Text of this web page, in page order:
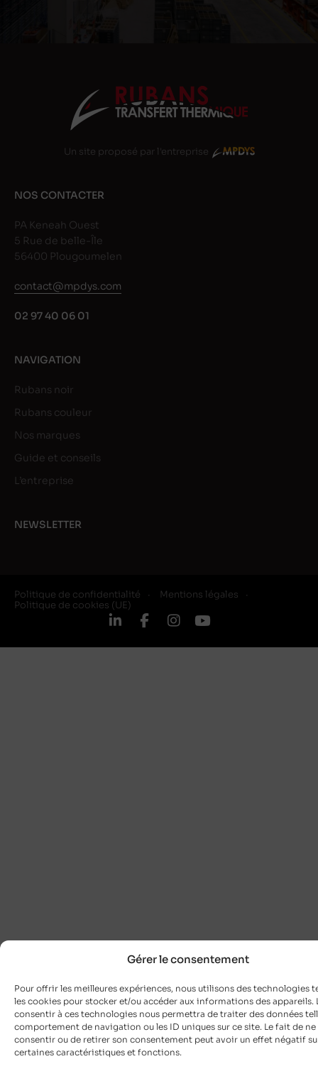
Gérer le consentement
Pour offrir les meilleures expériences, nous utilisons des technologies
les cookies pour stocker et/ou accéder aux informations des appareils.
consentir à ces technologies nous permettra de traiter des données
comportement de navigation ou les ID uniques sur ce site. Le fait de ne
consentir ou de retirer son consentement peut avoir un effet négatif
certaines caractéristiques et fonctions.
Un site proposé par l'entreprise
NOS CONTACTER
PA Keneah Ouest
5 Rue de belle-Île
56400 Plougoumelen
contact@mpdys.com
02 97 40 06 01
NAVIGATION
Rubans noir
Rubans couleur
Nos marques
Guide et conseils
L’entreprise
NEWSLETTER
Politique de confidentialité
Mentions légales
Politique de cookies (UE)